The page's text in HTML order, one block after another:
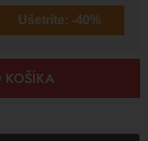
Ušetríte: -40%
KOŠÍKA